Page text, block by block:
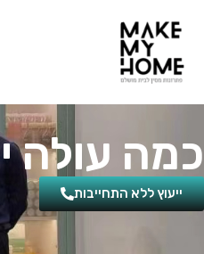
כמה עולה
ייעוץ ללא התחייבות